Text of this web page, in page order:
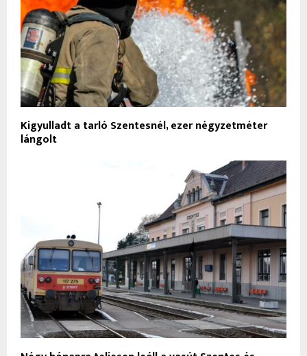
Kigyulladt a tarló Szentesnél, ezer négyzetméter
lángolt